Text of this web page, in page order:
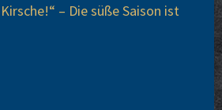
– Die süße Sai­son ist